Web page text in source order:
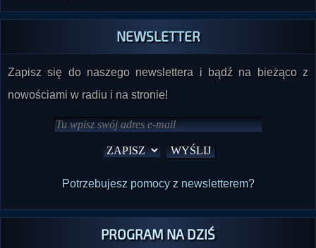
NEWSLETTER
Zapisz się do naszego newslettera i bądź na bieżąco z
nowościami w radiu i na stronie!
Potrzebujesz pomocy z newsletterem?
PROGRAM NA DZIŚ